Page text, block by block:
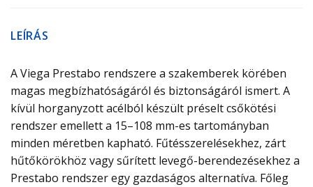
LEÍRÁS
A Viega Prestabo rendszere a szakemberek körében
magas megbízhatóságáról és biztonságáról ismert. A
kívül horganyzott acélból készült préselt csőkötési
rendszer emellett a 15–108 mm-es tartományban
minden méretben kapható. Fűtésszerelésekhez, zárt
hűtőkörökhöz vagy sűrített levegő-berendezésekhez a
Prestabo rendszer egy gazdaságos alternatíva. Főleg